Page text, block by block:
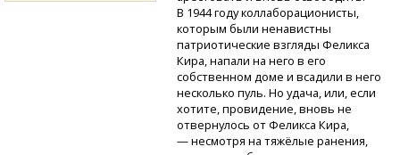
В 1944 году коллаборационисты,
которым были ненавистны
патриотические взгляды Феликса
Кира, напали на него в его
собственном доме и всадили в него
несколько пуль. Но удача, или, если
хотите, провидение, вновь не
отвернулось от Феликса Кира,
— несмотря на тяжёлые ранения,